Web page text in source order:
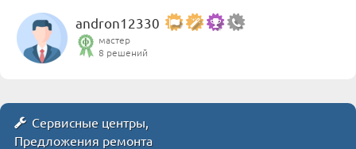
andron12330
мастер
8 решений
Сервисные центры,
Предложения ремонта